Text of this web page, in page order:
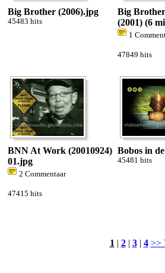
Big Brother (2006).jpg
45483 hits
Big
(2001) (6
1
47849 hits
BNN At Work (20010924)
01.jpg
2 Commentaar
47415 hits
Bobos in
45481 hits
1 | 2| 3| 4 >>